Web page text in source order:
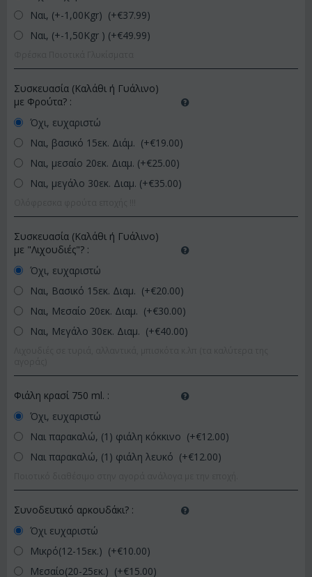
Ναι, (+-1,00Kgr) (+€37.99)
Ναι, (+-1,50Kgr ) (+€49.99)
Συσκευασία (Καλάθι ή Γυάλινο)
με Φρούτα? :
Όχι, ευχαριστώ
Ναι, βασικό 15εκ. Διάμ. (+€19.00)
Ναι, μεσαίο 20εκ. Διαμ. (+€25.00)
Ναι, μεγάλο 30εκ. Διαμ. (+€35.00)
Συσκευασία (Καλάθι ή Γυάλινο)
με "Λιχουδιές"? :
Όχι, ευχαριστώ
Ναι, Βασικό 15εκ. Διαμ. (+€20.00)
Ναι, Μεσαίο 20εκ. Διαμ. (+€30.00)
Ναι, Μεγάλο 30εκ. Διαμ. (+€40.00)
Φιάλη κρασί 750 ml. :
Όχι, ευχαριστώ
Ναι παρακαλώ, (1) φιάλη κόκκινο (+€12.00)
Ναι παρακαλώ, (1) φιάλη λευκό (+€12.00)
Συνοδευτικό αρκουδάκι? :
Όχι ευχαριστώ
Μικρό(12-15εκ.) (+€10.00)
Μεσαίο(20-25εκ.) (+€15.00)